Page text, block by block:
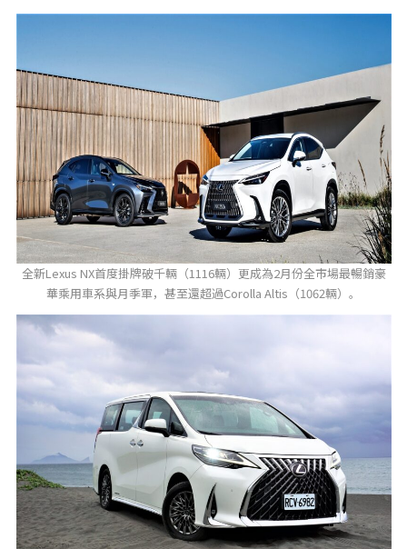
全新Lexus NX首度掛牌破千輛（1116輛）更成為2月份全市場最暢銷豪
華乘用車系與月季軍，甚至還超過Corolla Altis（1062輛）。